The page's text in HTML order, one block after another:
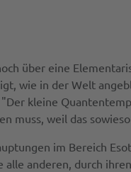
über eine
wie in der Welt
kleine
muss, weil das
im Bereich
alle anderen, durch